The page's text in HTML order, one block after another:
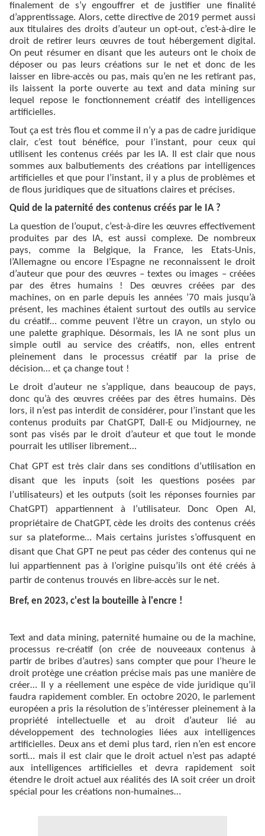
finalement de s’y engouffrer et de justifier une finalité
d’apprentissage. Alors, cette directive de 2019 permet aussi
aux titulaires des droits d’auteur un opt-out, c’est-à-dire le
droit de retirer leurs œuvres de tout hébergement digital.
On peut résumer en disant que les auteurs ont le choix de
déposer ou pas leurs créations sur le net et donc de les
laisser en libre-accès ou pas, mais qu’en ne les retirant pas,
ils laissent la porte ouverte au text and data mining sur
lequel repose le fonctionnement créatif des intelligences
artificielles.
Tout ça est très flou et comme il n’y a pas de cadre juridique
clair, c’est tout bénéfice, pour l’instant, pour ceux qui
utilisent les contenus créés par les IA. Il est clair que nous
sommes aux balbutiements des créations par intelligences
artificielles et que pour l’instant, il y a plus de problèmes et
de flous juridiques que de situations claires et précises.
Quid de la paternité des contenus créés par le IA ?
La question de l’ouput, c’est-à-dire les œuvres effectivement
produites par des IA, est aussi complexe. De nombreux
pays, comme la Belgique, la France, les Etats-Unis,
l’Allemagne ou encore l’Espagne ne reconnaissent le droit
d’auteur que pour des œuvres – textes ou images – créées
par des êtres humains ! Des œuvres créées par des
machines, on en parle depuis les années ’70 mais jusqu’à
présent, les machines étaient surtout des outils au service
du créatif… comme peuvent l’être un crayon, un stylo ou
une palette graphique. Désormais, les IA ne sont plus un
simple outil au service des créatifs, non, elles entrent
pleinement dans le processus créatif par la prise de
décision… et ça change tout !
Le droit d’auteur ne s’applique, dans beaucoup de pays,
donc qu’à des œuvres créées par des êtres humains. Dès
lors, il n’est pas interdit de considérer, pour l’instant que les
contenus produits par ChatGPT, Dall-E ou Midjourney, ne
sont pas visés par le droit d’auteur et que tout le monde
pourrait les utiliser librement…
Chat GPT est très clair dans ses conditions d’utilisation en
disant que les inputs (soit les questions posées par
l’utilisateurs) et les outputs (soit les réponses fournies par
ChatGPT) appartiennent à l’utilisateur. Donc Open AI,
propriétaire de ChatGPT, cède les droits des contenus créés
sur sa plateforme… Mais certains juristes s’offusquent en
disant que Chat GPT ne peut pas céder des contenus qui ne
lui appartiennent pas à l’origine puisqu’ils ont été créés à
partir de contenus trouvés en libre-accès sur le net.
Bref, en 2023, c'est la bouteille à l'encre !
Text and data mining, paternité humaine ou de la machine,
processus re-créatif (on crée de nouveeaux contenus à
partir de bribes d’autres) sans compter que pour l’heure le
droit protège une création précise mais pas une manière de
créer… Il y a réellement une espèce de vide juridique qu’il
faudra rapidement combler. En octobre 2020, le parlement
européen a pris la résolution de s’intéresser pleinement à la
propriété intellectuelle et au droit d’auteur lié au
développement des technologies liées aux intelligences
artificielles. Deux ans et demi plus tard, rien n’en est encore
sorti… mais il est clair que le droit actuel n’est pas adapté
aux intelligences artificielles et devra rapidement soit
étendre le droit actuel aux réalités des IA soit créer un droit
spécial pour les créations non-humaines…